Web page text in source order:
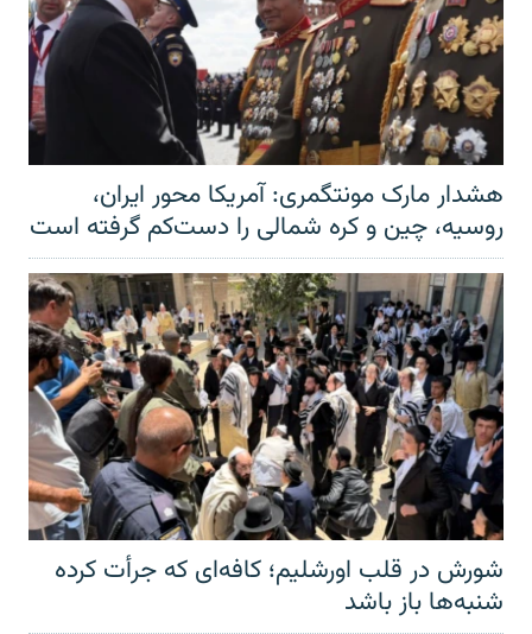
هشدار مارک مونتگمری: آمریکا محور ایران،
روسیه، چین و کره شمالی را دست‌کم گرفته است
شورش در قلب اورشلیم؛ کافه‌ای که جرأت کرده
شنبه‌ها باز باشد